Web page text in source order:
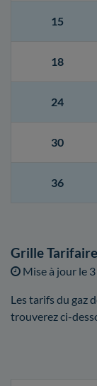
15
18
24
30
36
Grille
Mise à jour le
Les tarifs du gaz
trouverez ci-